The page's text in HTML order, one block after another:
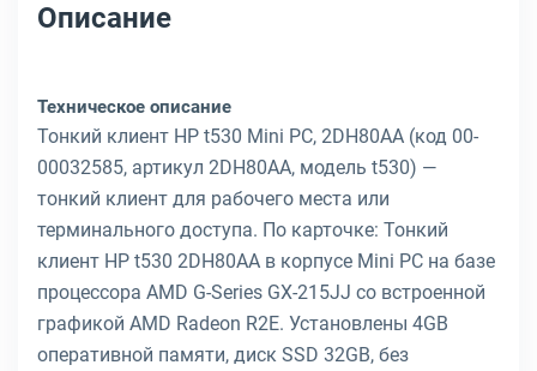
Описание
Техническое описание
Тонкий клиент HP t530 Mini PC, 2DH80AA (код 00-
00032585, артикул 2DH80AA, модель t530) —
тонкий клиент для рабочего места или
терминального доступа. По карточке: Тонкий
клиент HP t530 2DH80AA в корпусе Mini PC на базе
процессора AMD G-Series GX-215JJ со встроенной
графикой AMD Radeon R2E. Установлены 4GB
оперативной памяти, диск SSD 32GB, без